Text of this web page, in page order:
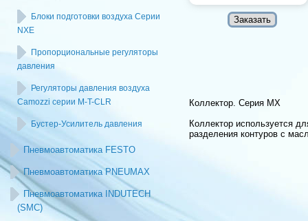
Блоки подготовки воздуха Серии
NXE
Пропорциональные регуляторы
давления
Регуляторы давления воздуха
Camozzi серии M-T-CLR
Бустер-Усилитель давления
Пневмоавтоматика FESTO
Пневмоавтоматика PNEUMAX
Пневмоавтоматика INDUTECH
(SMC)
Коллектор. Серия MX
Коллектор используется
разделения контуров с